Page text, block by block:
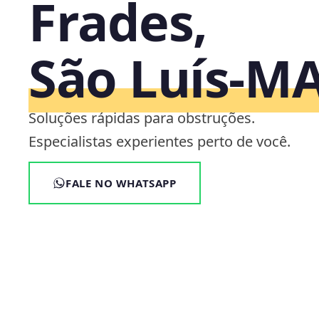
Frades,
São
Soluções rápidas para obstruções.
Especialistas experientes perto de você.
FALE NO WHATSAPP